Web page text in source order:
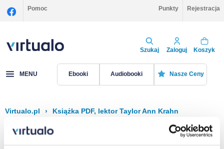
Pomoc Punkty Rejestracja
Szukaj Zaloguj Koszyk
MENU Ebooki Audiobooki Nasze Ceny
Virtualo.pl › Książka PDF, lektor Taylor Ann Krahn
Filtruj Sortuj